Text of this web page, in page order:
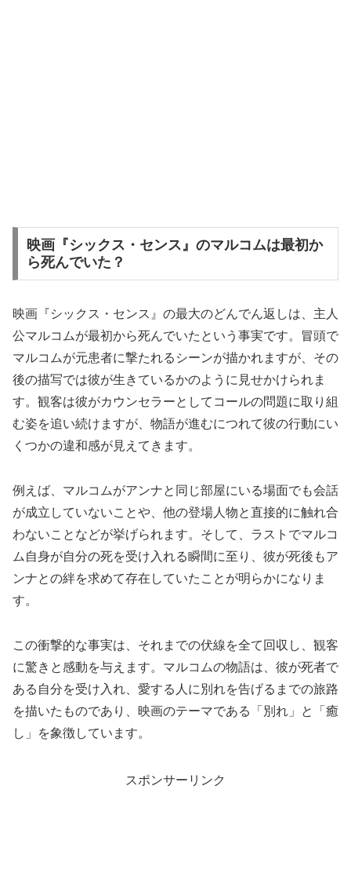
映画『シックス・センス』のマルコムは最初か
ら死んでいた？
映画『シックス・センス』の最大のどんでん返しは、主人
公マルコムが最初から死んでいたという事実です。冒頭で
マルコムが元患者に撃たれるシーンが描かれますが、その
後の描写では彼が生きているかのように見せかけられま
す。観客は彼がカウンセラーとしてコールの問題に取り組
む姿を追い続けますが、物語が進むにつれて彼の行動にい
くつかの違和感が見えてきます。
例えば、マルコムがアンナと同じ部屋にいる場面でも会話
が成立していないことや、他の登場人物と直接的に触れ合
わないことなどが挙げられます。そして、ラストでマルコ
ム自身が自分の死を受け入れる瞬間に至り、彼が死後もア
ンナとの絆を求めて存在していたことが明らかになりま
す。
この衝撃的な事実は、それまでの伏線を全て回収し、観客
に驚きと感動を与えます。マルコムの物語は、彼が死者で
ある自分を受け入れ、愛する人に別れを告げるまでの旅路
を描いたものであり、映画のテーマである「別れ」と「癒
し」を象徴しています。
スポンサーリンク